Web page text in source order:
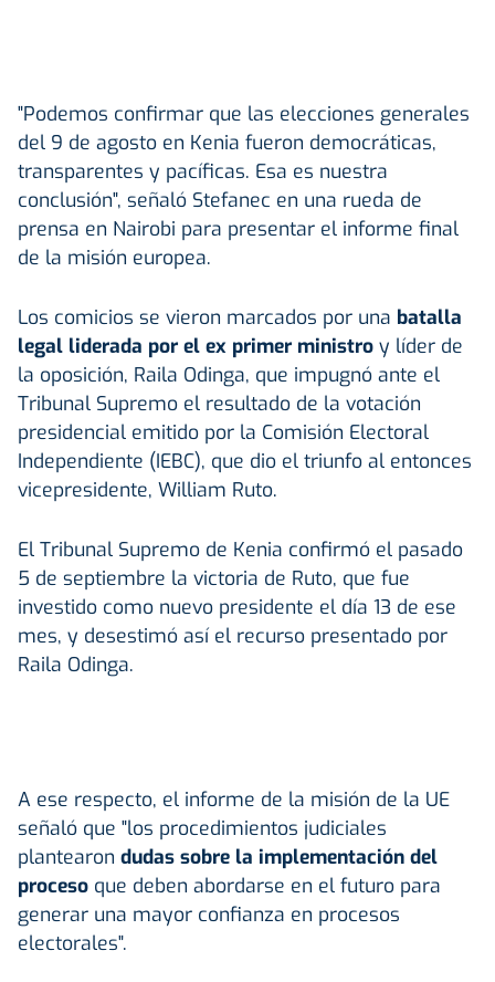
"Podemos confirmar que las elecciones generales
del 9 de agosto en Kenia fueron democráticas,
transparentes y pacíficas. Esa es nuestra
conclusión", señaló Stefanec en una rueda de
prensa en Nairobi para presentar el informe final
de la misión europea.
Los comicios se vieron marcados por una batalla
legal liderada por el ex primer ministro y líder de
la oposición, Raila Odinga, que impugnó ante el
Tribunal Supremo el resultado de la votación
presidencial emitido por la Comisión Electoral
Independiente (IEBC), que dio el triunfo al entonces
vicepresidente, William Ruto.
El Tribunal Supremo de Kenia confirmó el pasado
5 de septiembre la victoria de Ruto, que fue
investido como nuevo presidente el día 13 de ese
mes, y desestimó así el recurso presentado por
Raila Odinga.
A ese respecto, el informe de la misión de la UE
señaló que "los procedimientos judiciales
plantearon dudas sobre la implementación del
proceso que deben abordarse en el futuro para
generar una mayor confianza en procesos
electorales".